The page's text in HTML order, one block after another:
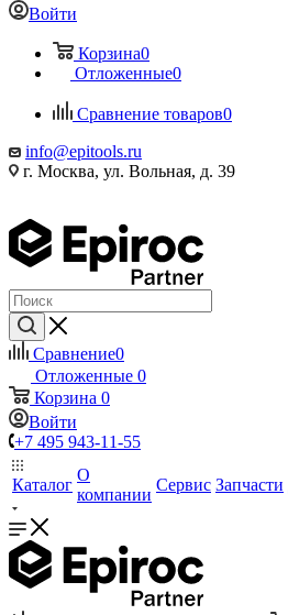
Войти
Корзина0
Отложенные0
Сравнение товаров0
info@epitools.ru
г. Москва, ул. Вольная, д. 39
Сравнение0
Отложенные 0
Корзина 0
Войти
+7 495 943-11-55
Каталог
О
компании
Сервис Запчасти